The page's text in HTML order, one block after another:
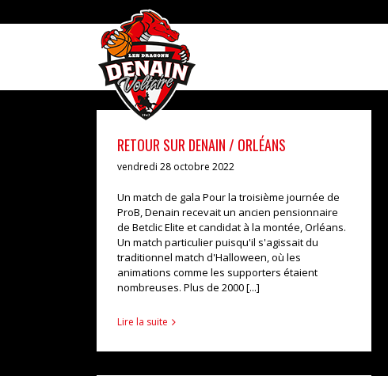
to
RETOUR SUR DENAIN / ORLÉANS
vendredi 28 octobre 2022
Un match de gala Pour la troisième journée de
ProB, Denain recevait un ancien pensionnaire
de Betclic Elite et candidat à la montée, Orléans.
Un match particulier puisqu'il s'agissait du
traditionnel match d'Halloween, où les
animations comme les supporters étaient
nombreuses. Plus de 2000 [...]
Lire la suite